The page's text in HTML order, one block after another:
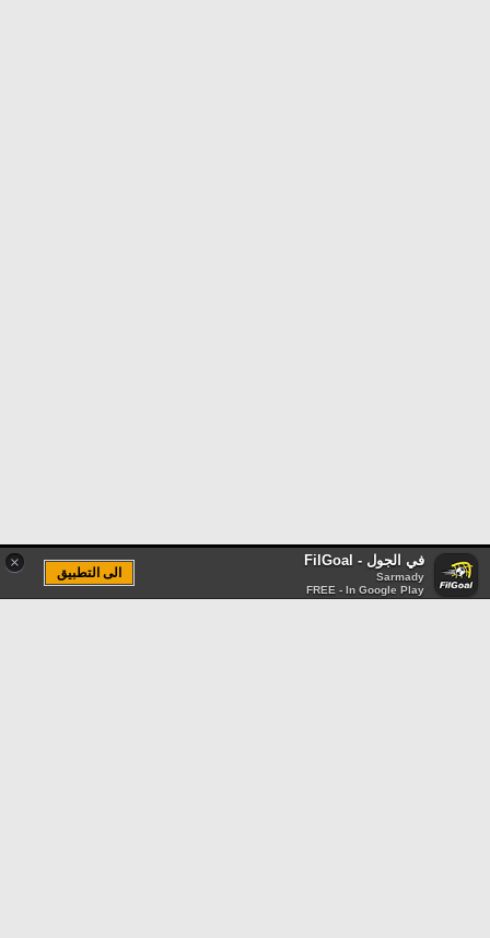
× في الجول - FilGoal
Sarmady
FREE - In Google Play
الى التطبيق